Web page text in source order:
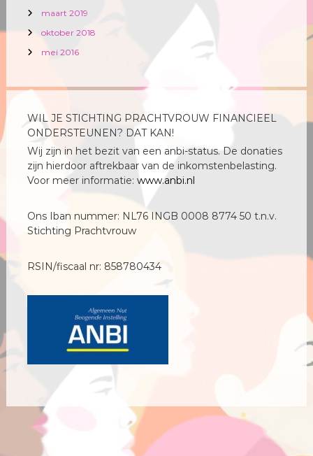
maart 2019
oktober 2018
mei 2016
WIL JE STICHTING PRACHTVROUW FINANCIEEL
ONDERSTEUNEN? DAT KAN!
Wij zijn in het bezit van een anbi-status. De donaties
zijn hierdoor aftrekbaar van de inkomstenbelasting.
Voor meer informatie: www.anbi.nl
Ons Iban nummer: NL76 INGB 0008 8774 50 t.n.v.
Stichting Prachtvrouw
RSIN/fiscaal nr: 858780434